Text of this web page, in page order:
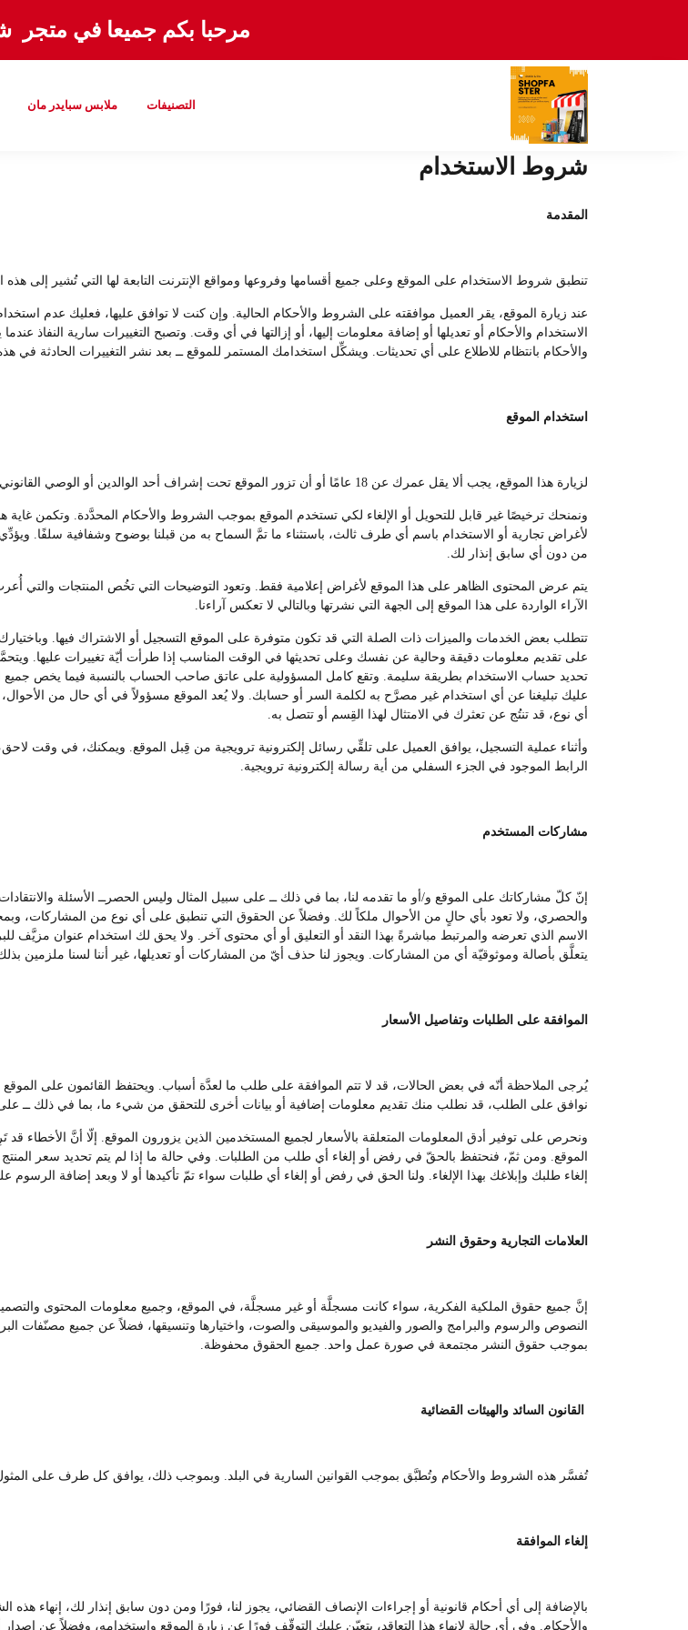
مرحبا بكم جميعا في متجر
التصنيفات ملابس سبايدر مان
شروط الاستخدام
المقدمة
تنطبق شروط الاستخدام على الموقع وعلى جميع أقسامها وفروعها ومواقع الإنترنت التابعة لها التي تُشير إلى
عند زيارة الموقع، يقر العميل موافقته على الشروط والأحكام الحالية. وإن كنت لا توافق عليها، فعليك عدم
الاستخدام والأحكام أو تعديلها أو إضافة معلومات إليها، أو إزالتها في أي وقت. وتصبح التغييرات سارية
والأحكام بانتظام للاطلاع على أي تحديثات. ويشكِّل استخدامك المستمر للموقع ــ بعد نشر التغييرات الحادثة في
استخدام الموقع
لزيارة هذا الموقع، يجب ألا يقل عمرك عن 18 عامًا أو أن تزور الموقع تحت إشراف أحد الوالدين أو الوصي القانوني.
ونمنحك ترخيصًا غير قابل للتحويل أو الإلغاء لكي تستخدم الموقع بموجب الشروط والأحكام المحدَّدة. وتكمن
لأغراض تجارية أو الاستخدام باسم أي طرف ثالث، باستثناء ما تمَّ السماح به من قبلنا بوضوح وشفافية سلفًا.
من دون أي سابق إنذار لك.
يتم عرض المحتوى الظاهر على هذا الموقع لأغراض إعلامية فقط. وتعود التوضيحات التي تخُص المنتجات والتي
الآراء الواردة على هذا الموقع إلى الجهة التي نشرتها وبالتالي لا تعكس آراءنا.
تتطلب بعض الخدمات والميزات ذات الصلة التي قد تكون متوفرة على الموقع التسجيل أو الاشتراك فيها.
على تقديم معلومات دقيقة وحالية عن نفسك وعلى تحديثها في الوقت المناسب إذا طرأت أيّة تغييرات عليها.
تحديد حساب الاستخدام بطريقة سليمة. وتقع كامل المسؤولية على عاتق صاحب الحساب بالنسبة فيما يخص جميع
عليك تبليغنا عن أي استخدام غير مصرَّح به لكلمة السر أو حسابك. ولا يُعد الموقع مسؤولاً في أي حال من
أي نوع، قد تنتُج عن تعثرك في الامتثال لهذا القِسم أو تتصل به.
وأثناء عملية التسجيل، يوافق العميل على تلقِّي رسائل إلكترونية ترويجية من قِبل الموقع. ويمكنك، في وقت
الرابط الموجود في الجزء السفلي من أية رسالة إلكترونية ترويجية.
مشاركات المستخدم
إنّ كلّ مشاركاتك على الموقع و/أو ما تقدمه لنا، بما في ذلك ــ على سبيل المثال وليس الحصرــ الأسئلة
والحصري، ولا تعود بأي حالٍ من الأحوال ملكاً لك. وفضلاً عن الحقوق التي تنطبق على أي نوع من المشاركات،
الاسم الذي تعرضه والمرتبط مباشرةً بهذا النقد أو التعليق أو أي محتوى آخر. ولا يحق لك استخدام عنوان مزيَّف
يتعلَّق بأصالة وموثوقيّة أي من المشاركات. ويجوز لنا حذف أيّ من المشاركات أو تعديلها، غير أننا لسنا ملزمين
الموافقة على الطلبات وتفاصيل الأسعار
يُرجى الملاحظة أنّه في بعض الحالات، قد لا تتم الموافقة على طلب ما لعدَّة أسباب. ويحتفظ القائمون على
نوافق على الطلب، قد نطلب منك تقديم معلومات إضافية أو بيانات أخرى للتحقق من شيء ما، بما في ذلك ــ
ونحرص على توفير أدق المعلومات المتعلقة بالأسعار لجميع المستخدمين الذين يزورون الموقع. إلّا أنَّ الأخطاء
الموقع. ومن ثمّ، فنحتفظ بالحقّ في رفض أو إلغاء أي طلب من الطلبات. وفي حالة ما إذا لم يتم تحديد سعر
إلغاء طلبك وإبلاغك بهذا الإلغاء. ولنا الحق في رفض أو إلغاء أي طلبات سواء تمّ تأكيدها أو لا وبعد إضافة الرسوم
العلامات التجارية وحقوق النشر
إنَّ جميع حقوق الملكية الفكرية، سواء كانت مسجلَّة أو غير مسجلَّة، في الموقع، وجميع معلومات المحتوى
النصوص والرسوم والبرامج والصور والفيديو والموسيقى والصوت، واختيارها وتنسيقها، فضلاً عن جميع مصنّفات
بموجب حقوق النشر مجتمعة في صورة عمل واحد. جميع الحقوق محفوظة.
القانون السائد والهيئات القضائية
تُفسَّر هذه الشروط والأحكام وتُطبَّق بموجب القوانين السارية في البلد. وبموجب ذلك، يوافق كل طرف على المثول
إلغاء الموافقة
بالإضافة إلى أي أحكام قانونية أو إجراءات الإنصاف القضائي، يجوز لنا، فورًا ومن دون سابق إنذار لك، إنهاء
والأحكام. وفي أي حالة لإنهاء هذا التعاقد، يتعيّن عليك التوقّف فورًا عن زيارة الموقع واستخدامه، وفضلاً عن